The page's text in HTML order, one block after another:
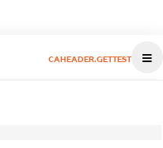
CAHEADER.GETTEST